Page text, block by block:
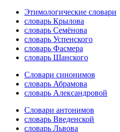
Этимологические словари
словарь Крылова
словарь Семёнова
словарь Успенского
словарь Фасмера
словарь Шанского
Словари синонимов
словарь Абрамова
словарь Александровой
Словари антонимов
словарь Введенской
словарь Львова